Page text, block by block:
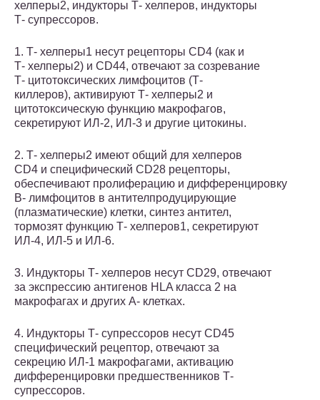
хелперы2, индукторы Т- хелперов, индукторы
Т- супрессоров.
1. Т- хелперы1 несут рецепторы CD4 (как и
Т- хелперы2) и CD44, отвечают за созревание
Т- цитотоксических лимфоцитов (Т-
киллеров), активируют Т- хелперы2 и
цитотоксическую функцию макрофагов,
секретируют ИЛ-2, ИЛ-3 и другие цитокины.
2. Т- хелперы2 имеют общий для хелперов
CD4 и специфический CD28 рецепторы,
обеспечивают пролиферацию и дифференцировку
В- лимфоцитов в антителпродуцирующие
(плазматические) клетки, синтез антител,
тормозят функцию Т- хелперов1, секретируют
ИЛ-4, ИЛ-5 и ИЛ-6.
3. Индукторы Т- хелперов несут CD29, отвечают
за экспрессию антигенов HLA класса 2 на
макрофагах и других А- клетках.
4. Индукторы Т- супрессоров несут CD45
специфический рецептор, отвечают за
секрецию ИЛ-1 макрофагами, активацию
дифференцировки предшественников Т-
супрессоров.